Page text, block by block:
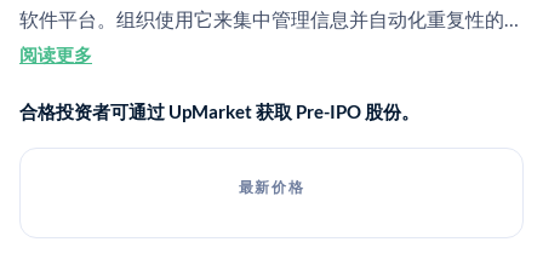
软件平台。组织使用它来集中管理信息并自动化重复性的业
务工作流。
阅读更多
合格投资者可通过 UpMarket 获取 Pre-IPO 股份。
最新价格